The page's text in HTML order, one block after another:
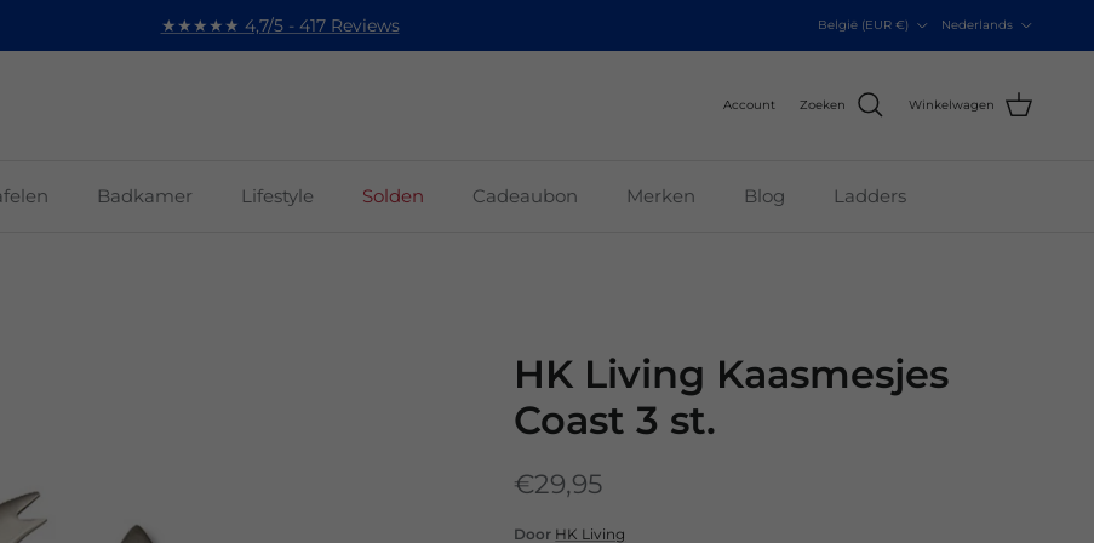
★★★★★ 4,7/5 - 417 Reviews
België (EUR €)
Nederlands
Account Zoeken Winkelwagen
Badkamer Lifestyle Solden Cadeaubon Merken Blog Ladders
HK Living Kaasmesjes
Coast 3 st.
€29,95
Door HK Living